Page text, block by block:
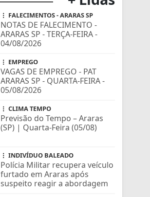
FALECIMENTOS - ARARAS SP
NOTAS DE FALECIMENTO -
ARARAS SP - TERÇA-FEIRA -
04/08/2026
EMPREGO
VAGAS DE EMPREGO - PAT
ARARAS SP - QUARTA-FEIRA -
05/08/2026
CLIMA TEMPO
Previsão do Tempo – Araras
(SP) | Quarta-Feira (05/08)
INDIVÍDUO BALEADO
Polícia Militar recupera veículo
furtado em Araras após
suspeito reagir a abordagem